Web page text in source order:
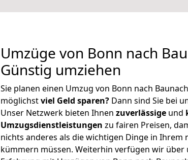
Umzüge von Bonn nach
Günstig umziehen
Sie planen einen Umzug von Bonn nach
möglichstviel Geld sparen? Dann sind Sie bei
Unser Netzwerk bieten Ihnen zuverlässige und
Umzugsdienstleistungen zu fairen Preisen,
nichts anderes als die wichtigen Dinge in Ihrem
kümmern müssen. Weiterhin verfügen wir über